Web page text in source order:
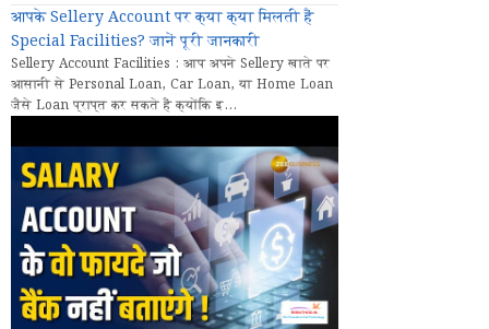
आपके Sellery Account पर क्या क्या मिलती हैं
Special Facilities? जानें पूरी जानकारी
Sellery Account Facilities : आप अपने Sellery खाते पर
आसानी से Personal Loan, Car Loan, या Home Loan
जैसे Loan प्राप्त कर सकते हैं क्योंकि इ...